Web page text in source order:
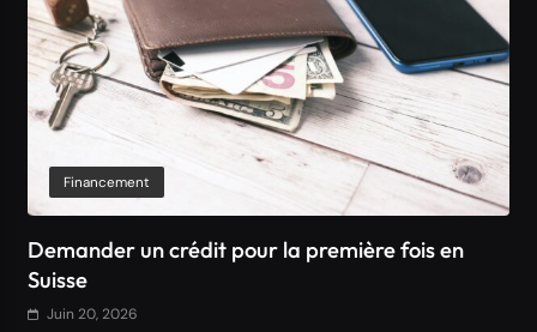
Financement
Demander un crédit pour la première fois en
Suisse
Juin 20, 2026